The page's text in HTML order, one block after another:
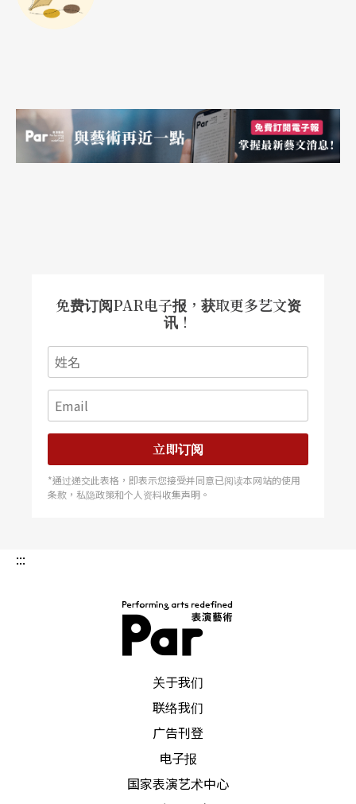
要的目的，就是企图要捕捉日本人口语的真实性。
的速度、微妙尾音高低、停顿的时间等等，平田给
演员的指示简直是细微而具体。因此平田的演员分
物呈现出它自己。因此，透过想田和弘镜头的暴
露，我们看见平田的舞台当中的「自然」，其实是
最「人工的」。戏剧的「自然」，透过纪录片镜头
的「自然」，倒转成为另一种奇妙的感觉。在《完
全演剧手册》里，我们常常分不清楚「青年团」的
演员到底是排戏还是日常的对话。纪录片里，「青
年团」的资深演员志贺广太郎生日的场景，平田借
著错乱，这到底是记录还是一出戏？
镜头毫不留情地凝视艺术背面的现实
因为剧场经营的背景，平田除了戏剧创作之外，他
更关注日本的戏剧环境制度面。他以活跃的论述活
动对日本的剧场制度与文化预算提出见解。而《完
全演剧手册》除了排练等创作的第一现场之外，更
免费订阅PAR电子报，获取更多艺文资
讯！
立即订阅
*通过递交此表格，即表示您接受并同意已阅读本网站的使用
条款，私隐政策和个人资料收集声明。
:::
关于我们
联络我们
广告刊登
电子报
国家表演艺术中心